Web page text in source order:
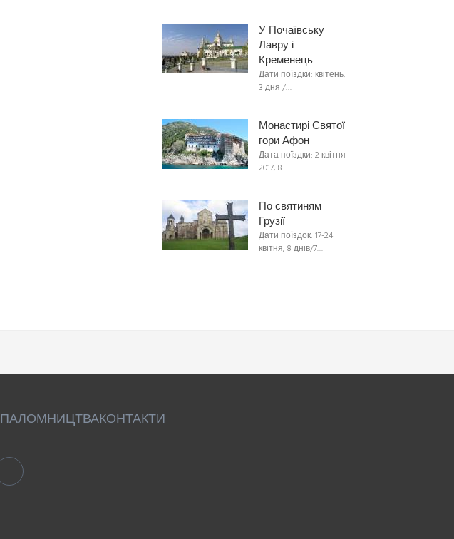
У Почаївську
Лавру і
Кременець
Дати поїздки: квітень,
3 дня /…
Монастирі Святої
гори Афон
Дата поїздки: 2 квітня
2017, 8…
По святиням
Грузії
Дати поїздок: 17-24
квітня, 8 днів/7…
ПАЛОМНИЦТВАКОНТАКТИ